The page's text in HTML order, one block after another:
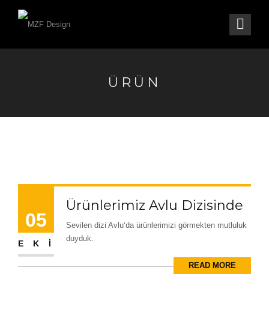
ÜRÜN
05
EKI
Ürünlerimiz Avlu Dizisinde
Sevilen dizi Avlu‘da ürünlerimizi görmekten mutluluk
duyduk.
READ MORE